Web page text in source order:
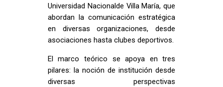
Universidad Nacionalde Villa María, que
abordan la comunicación estratégica
en diversas organizaciones, desde
asociaciones hasta clubes deportivos.
El marco teórico se apoya en tres
pilares: la noción de institución desde
diversas perspectivas